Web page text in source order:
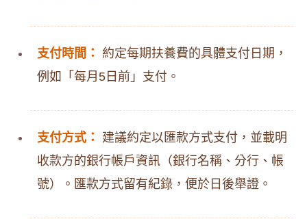
支付時間：
約定每期扶養費的具體支付日期，
例如「每月5日前」支付。
支付方式：
建議約定以匯款方式支付，並載明
收款方的銀行帳戶資訊（銀行名稱、分行、帳
號）。匯款方式留有紀錄，便於日後舉證。